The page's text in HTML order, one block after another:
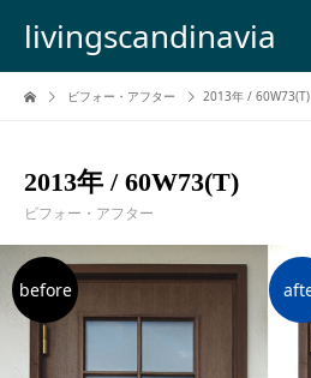
livingscandinavia
ビフォー・アフター 2013年 / 60W73(T)
2013年 / 60W73(T)
ビフォー・アフター